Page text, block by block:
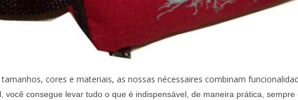
cores e materiais, as nossas nécessaires combinam
você consegue levar tudo o que é indispensável, de maneira prática, sempre